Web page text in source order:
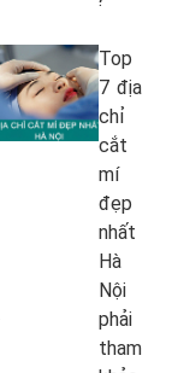
Top
7 địa
chỉ
cắt
mí
đẹp
nhất
Hà
Nội
phải
tham